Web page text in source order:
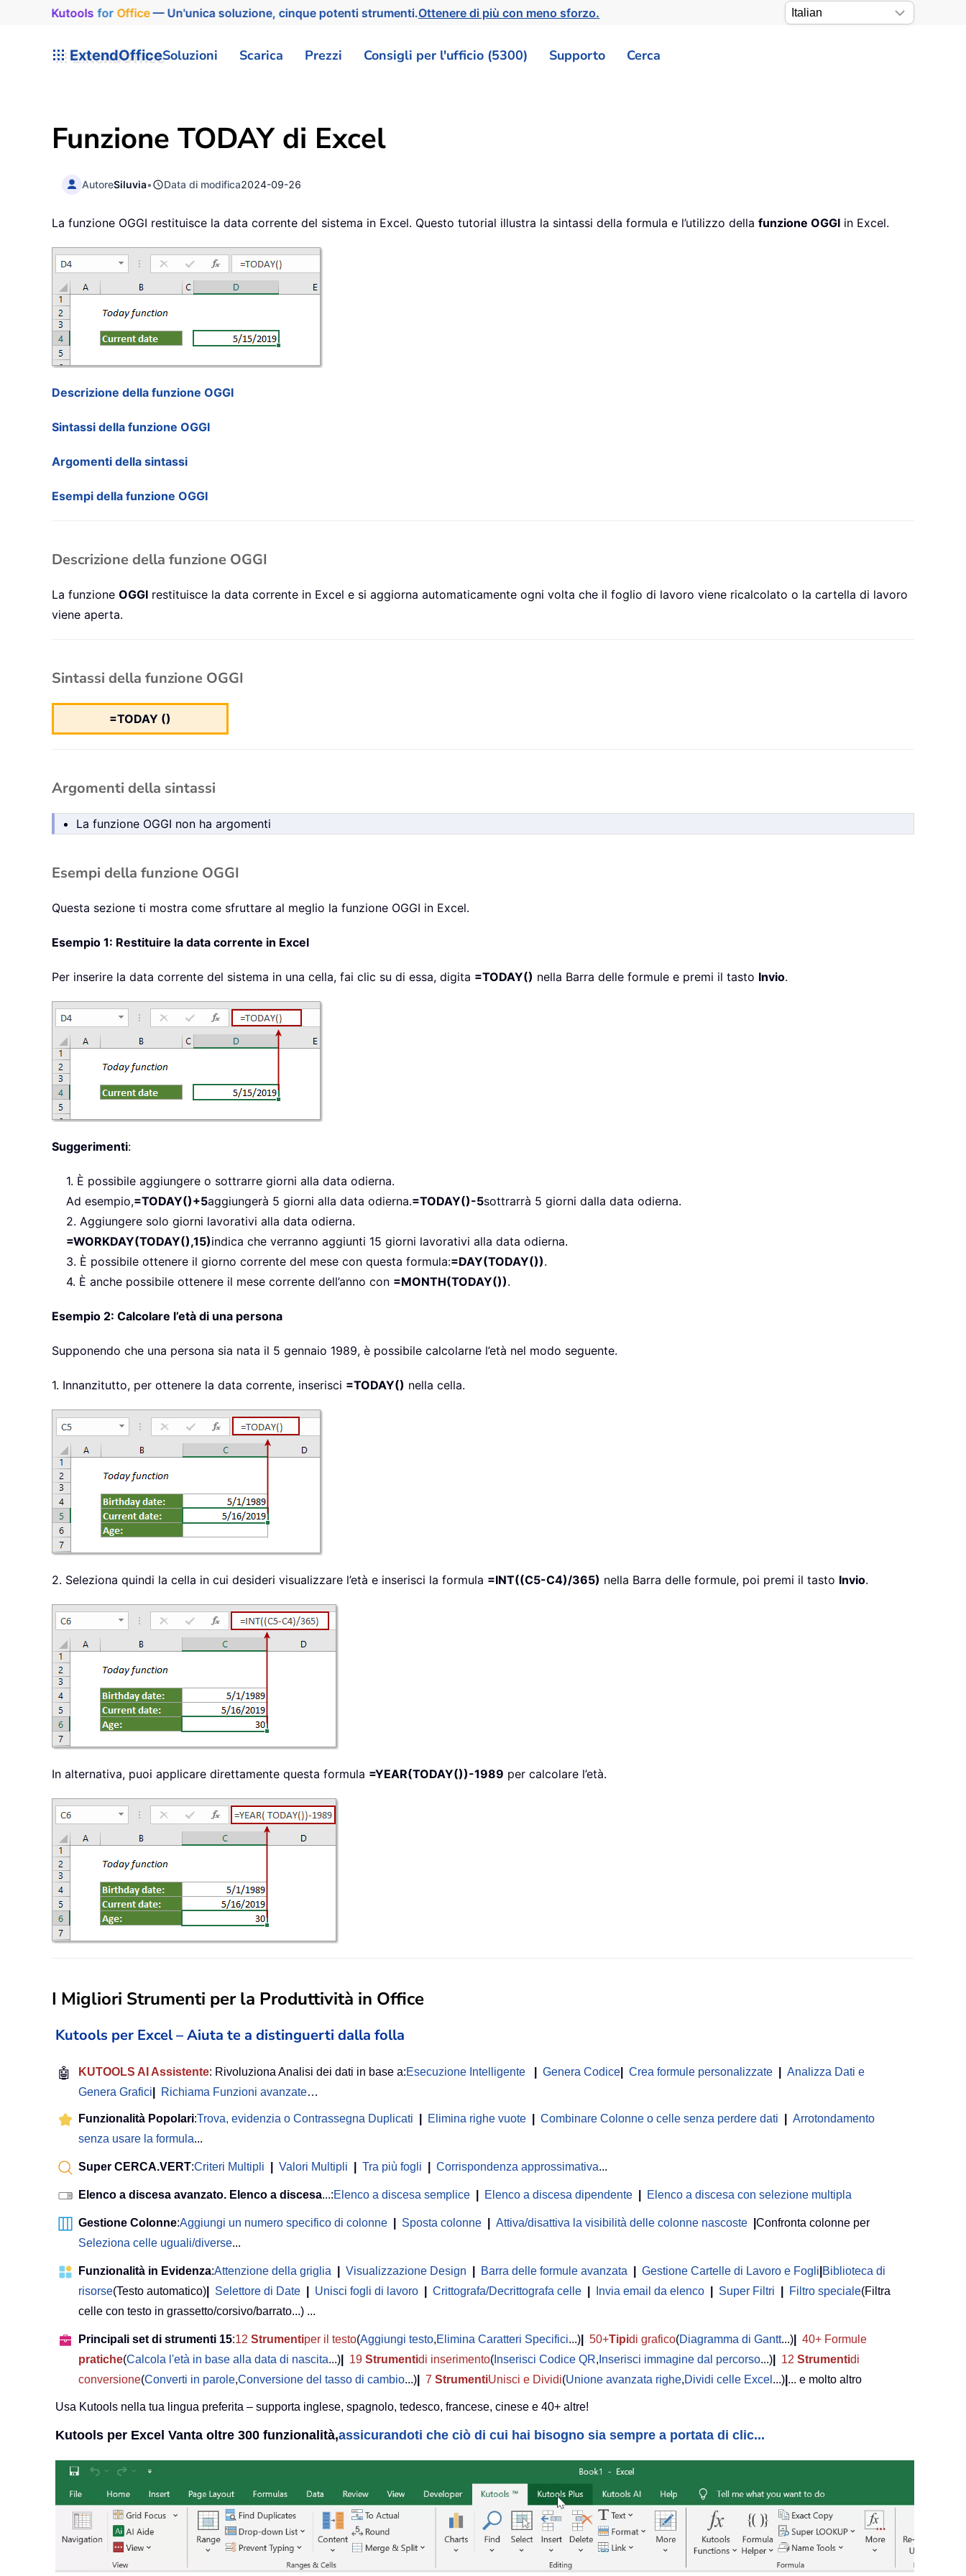
Kutools for Office— Un'unica soluzione, cinque potenti strumenti.Ottenere di più con meno sforzo.
ExtendOfficeSoluzioni Scarica Prezzi Consigli per l'ufficio (5300) Supporto Cerca
Funzione TODAYdi Excel
AutoreSiluvia• Data di modifica2024-09-26
La funzione OGGI restituisce la data corrente del sistema in Excel. Questo tutorial illustra la sintassi della formula e l’utilizzo della funzione OGGI in Excel.
Descrizione della funzione OGGI
Sintassi della funzione OGGI
Argomenti della sintassi
Esempi della funzione OGGI
Descrizione della funzione OGGI
La funzione OGGI restituisce la data corrente in Excel e si aggiorna automaticamente ogni volta che il foglio di lavoro viene ricalcolato o la cartella di lavoro
viene aperta.
Sintassi della funzione OGGI
=TODAY ()
Argomenti della sintassi
La funzione OGGI non ha argomenti
Esempi della funzione OGGI
Questa sezione ti mostra come sfruttare al meglio la funzione OGGI in Excel.
Esempio 1: Restituire la data corrente in Excel
Per inserire la data corrente del sistema in una cella, fai clic su di essa, digita =TODAY() nella Barra delle formule e premi il tasto Invio.
Suggerimenti:
1. È possibile aggiungere o sottrarre giorni alla data odierna.
Ad esempio,=TODAY()+5aggiungerà 5 giorni alla data odierna.=TODAY()-5sottrarrà 5 giorni dalla data odierna.
2. Aggiungere solo giorni lavorativi alla data odierna.
=WORKDAY(TODAY(),15)indica che verranno aggiunti 15 giorni lavorativi alla data odierna.
3. È possibile ottenere il giorno corrente del mese con questa formula:=DAY(TODAY()).
4. È anche possibile ottenere il mese corrente dell’anno con =MONTH(TODAY()).
Esempio 2: Calcolare l’età di una persona
Supponendo che una persona sia nata il 5 gennaio 1989, è possibile calcolarne l’età nel modo seguente.
1. Innanzitutto, per ottenere la data corrente, inserisci =TODAY() nella cella.
2. Seleziona quindi la cella in cui desideri visualizzare l’età e inserisci la formula =INT((C5-C4)/365) nella Barra delle formule, poi premi il tasto Invio.
In alternativa, puoi applicare direttamente questa formula =YEAR(TODAY())-1989 per calcolare l’età.
I Migliori Strumenti per la Produttività in Office
Kutools per Excel – Aiuta te a distinguerti dalla folla
🤖 KUTOOLS AI Assistente: Rivoluziona Analisi dei dati in base a:Esecuzione Intelligente Genera Codice Crea formule personalizzate
Analizza Dati e
Genera Grafici
Richiama Funzioni avanzate…
Funzionalità Popolari:Trova, evidenzia o Contrassegna Duplicati Elimina righe vuote Combinare Colonne o celle senza perdere dati
Arrotondamento
senza usare la formula...
Super CERCA.VERT:Criteri Multipli Valori Multipli Tra più fogli Corrispondenza approssimativa...
Elenco a discesa avanzato. Elenco a discesa...:Elenco a discesa semplice Elenco a discesa dipendente Elenco a discesa con selezione multipla
Gestione Colonne:Aggiungi un numero specifico di colonne Sposta colonne Attiva/disattiva la visibilità delle colonne nascoste
Confronta colonne per
Seleziona celle uguali/diverse...
Funzionalità in Evidenza:Attenzione della griglia Visualizzazione Design Barra delle formule avanzata Gestione Cartelle di Lavoro e Fogli Biblioteca di
risorse(Testo automatico) Selettore di Date Unisci fogli di lavoro Crittografa/Decrittografa celle Invia email da elenco Super Filtri Filtro speciale(Filtra
celle con testo in grassetto/corsivo/barrato...) ...
Principali set di strumenti 15:12 Strumentiper il testo(Aggiungi testo,Elimina Caratteri Specifici...) 50+Tipidi grafico(Diagramma di Gantt...)
40+ Formule
pratiche(Calcola l'età in base alla data di nascita...) 19 Strumentidi inserimento( Inserisci Codice QR, Inserisci immagine dal percorso...) 12 Strumentidi
conversione(Converti in parole,Conversione del tasso di cambio...) 7 StrumentiUnisci e Dividi(Unione avanzata righe,Dividi celle Excel ...) ... e molto altro
Usa Kutools nella tua lingua preferita – supporta inglese, spagnolo, tedesco, francese, cinese e 40+ altre!
Kutools per Excel Vanta oltre 300 funzionalità,assicurandoti che ciò di cui hai bisogno sia sempre a portata di clic...